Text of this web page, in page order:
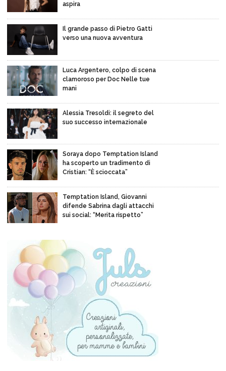
aspira
Il grande passo di Pietro Gatti
verso una nuova avventura
Luca Argentero, colpo di scena
clamoroso per Doc Nelle tue
mani
Alessia Tresoldi: il segreto del
suo successo internazionale
Soraya dopo Temptation Island
ha scoperto un tradimento di
Cristian: “È scioccata”
Temptation Island, Giovanni
difende Sabrina dagli attacchi
sui social: “Merita rispetto”